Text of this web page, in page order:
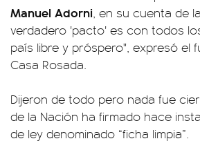
Manuel Adorni, en su cuenta de
verdadero 'pacto' es con todos
país libre y próspero", expresó el
Casa Rosada.
Dijeron de todo pero nada fue
de la Nación ha firmado hace
de ley denominado “ficha limpia”.